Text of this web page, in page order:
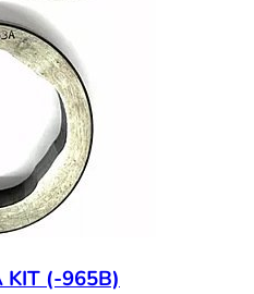
KIT (-965B)